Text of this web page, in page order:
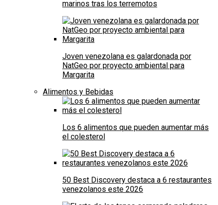
marinos tras los terremotos
Joven venezolana es galardonada por
NatGeo por proyecto ambiental para
Margarita
Alimentos y Bebidas
Los 6 alimentos que pueden aumentar más
el colesterol
50 Best Discovery destaca a 6 restaurantes
venezolanos este 2026